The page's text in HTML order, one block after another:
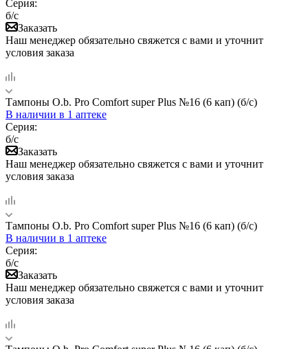
Серия:
б/с
Заказать
Наш менеджер обязательно свяжется с вами и уточнит
условия заказа
Тампоны O.b. Pro Comfort super Plus №16 (6 кап) (б/с)
В наличии в 1 аптеке
Серия:
б/с
Заказать
Наш менеджер обязательно свяжется с вами и уточнит
условия заказа
Тампоны O.b. Pro Comfort super Plus №16 (6 кап) (б/с)
В наличии в 1 аптеке
Серия:
б/с
Заказать
Наш менеджер обязательно свяжется с вами и уточнит
условия заказа